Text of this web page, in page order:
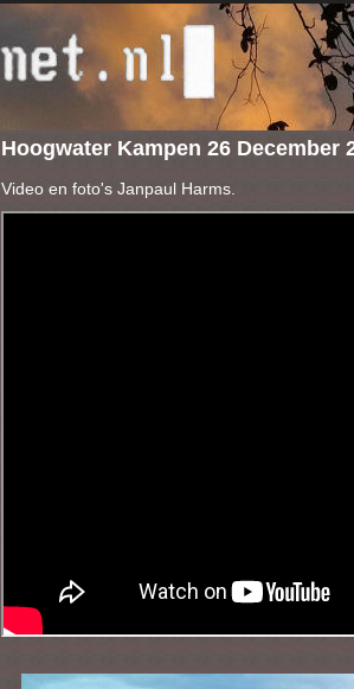
Hoogwater Kampen 26 December
Video en foto's Janpaul Harms.